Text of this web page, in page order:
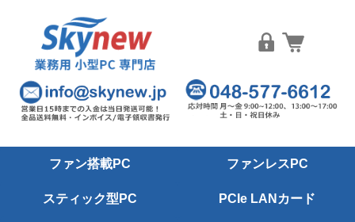
ファン搭載PC ファンレスPC
スティック型PC PCIe LANカード